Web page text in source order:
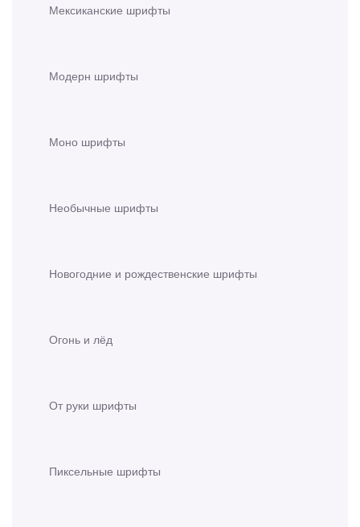
Мексиканские шрифты
Модерн шрифты
Моно шрифты
Необычные шрифты
Новогодние и рождественские шрифты
Огонь и лёд
От руки шрифты
Пиксельные шрифты